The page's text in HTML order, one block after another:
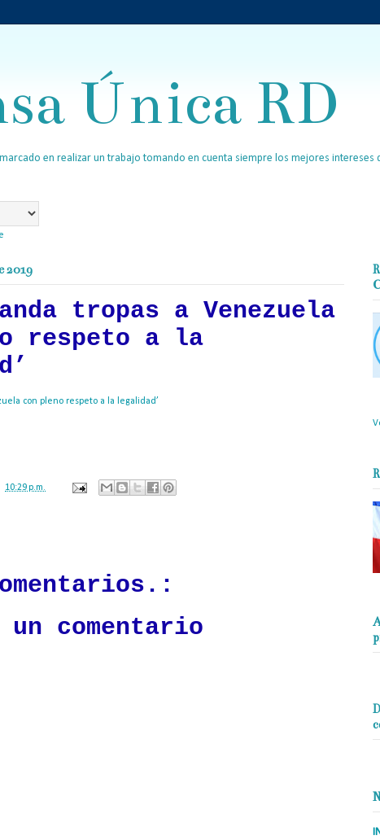
Única RD
en realizar un trabajo tomando en cuenta siempre los mejores intereses
2019
tropas a Venezuela
respeto a la
con pleno respeto a la legalidad’
10:29 p.m.
comentario